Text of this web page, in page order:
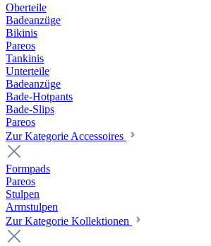
Oberteile
Badeanzüge
Bikinis
Pareos
Tankinis
Unterteile
Badeanzüge
Bade-Hotpants
Bade-Slips
Pareos
Zur Kategorie Accessoires
Formpads
Pareos
Stulpen
Armstulpen
Zur Kategorie Kollektionen